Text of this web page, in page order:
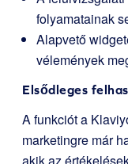
folyamatainak
Alapvető
vélemények
Elsődleges
A funkciót a
marketingre már